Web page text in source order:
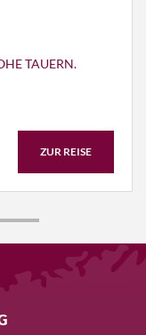
TAUERN.
ZUR REISE